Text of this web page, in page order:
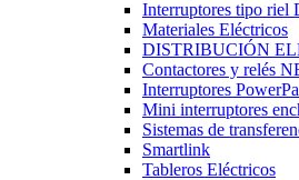
Interruptores tipo riel
Materiales Eléctricos
DISTRIBUCIÓN
Contactores y relés
Interruptores
Mini interruptores
Sistemas de
Smartlink
Tableros Eléctricos